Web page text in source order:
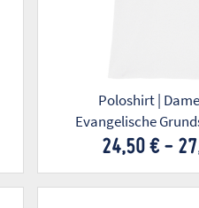
Poloshirt |
Evangelische
24,50 € -